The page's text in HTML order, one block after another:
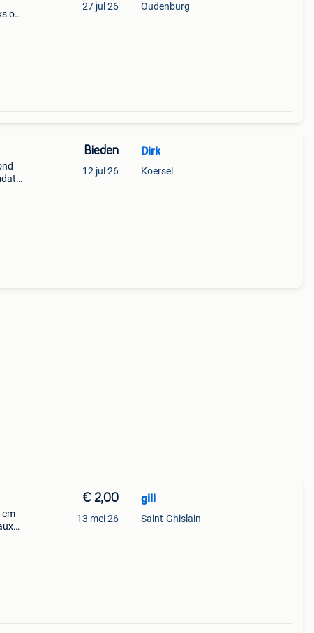
op
27 jul 26 Oudenburg
Bieden
12 jul 26
Dirk
Koersel
cm
€ 2,00
13 mei 26
gill
Saint-Ghislain